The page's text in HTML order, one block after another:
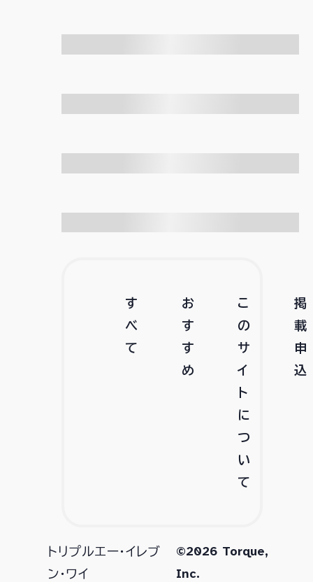
す
べ
て
お
す
す
め
こ
の
サ
イ
ト
に
つ
い
て
掲
載
申
込
トリプルエー・イレブ
ン・ワイ
©2026 Torque,
Inc.